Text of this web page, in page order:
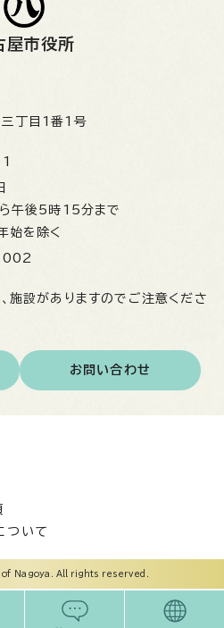
屋市役所
丁目1番1号
午後5時15分まで
始を除く
施設がありますのでご注意くださ
お問い合わせ
ついて
Nagoya. All rights reserved.